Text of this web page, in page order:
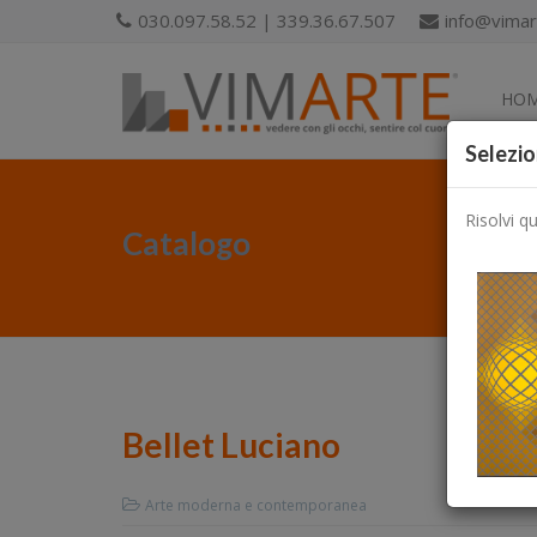
030.097.58.52 | 339.36.67.507
Catalogo
Bellet Luciano
Arte moderna e contemporanea
Risolvi